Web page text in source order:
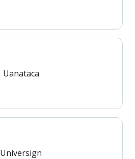
Uanataca
Universign